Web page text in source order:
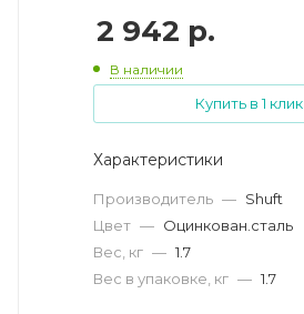
2 942 р.
В наличии
Купить в 1 клик
Характеристики
Производитель — Shuft
Цвет — Оцинкован.сталь
Вес, кг — 1.7
Вес в упаковке, кг — 1.7